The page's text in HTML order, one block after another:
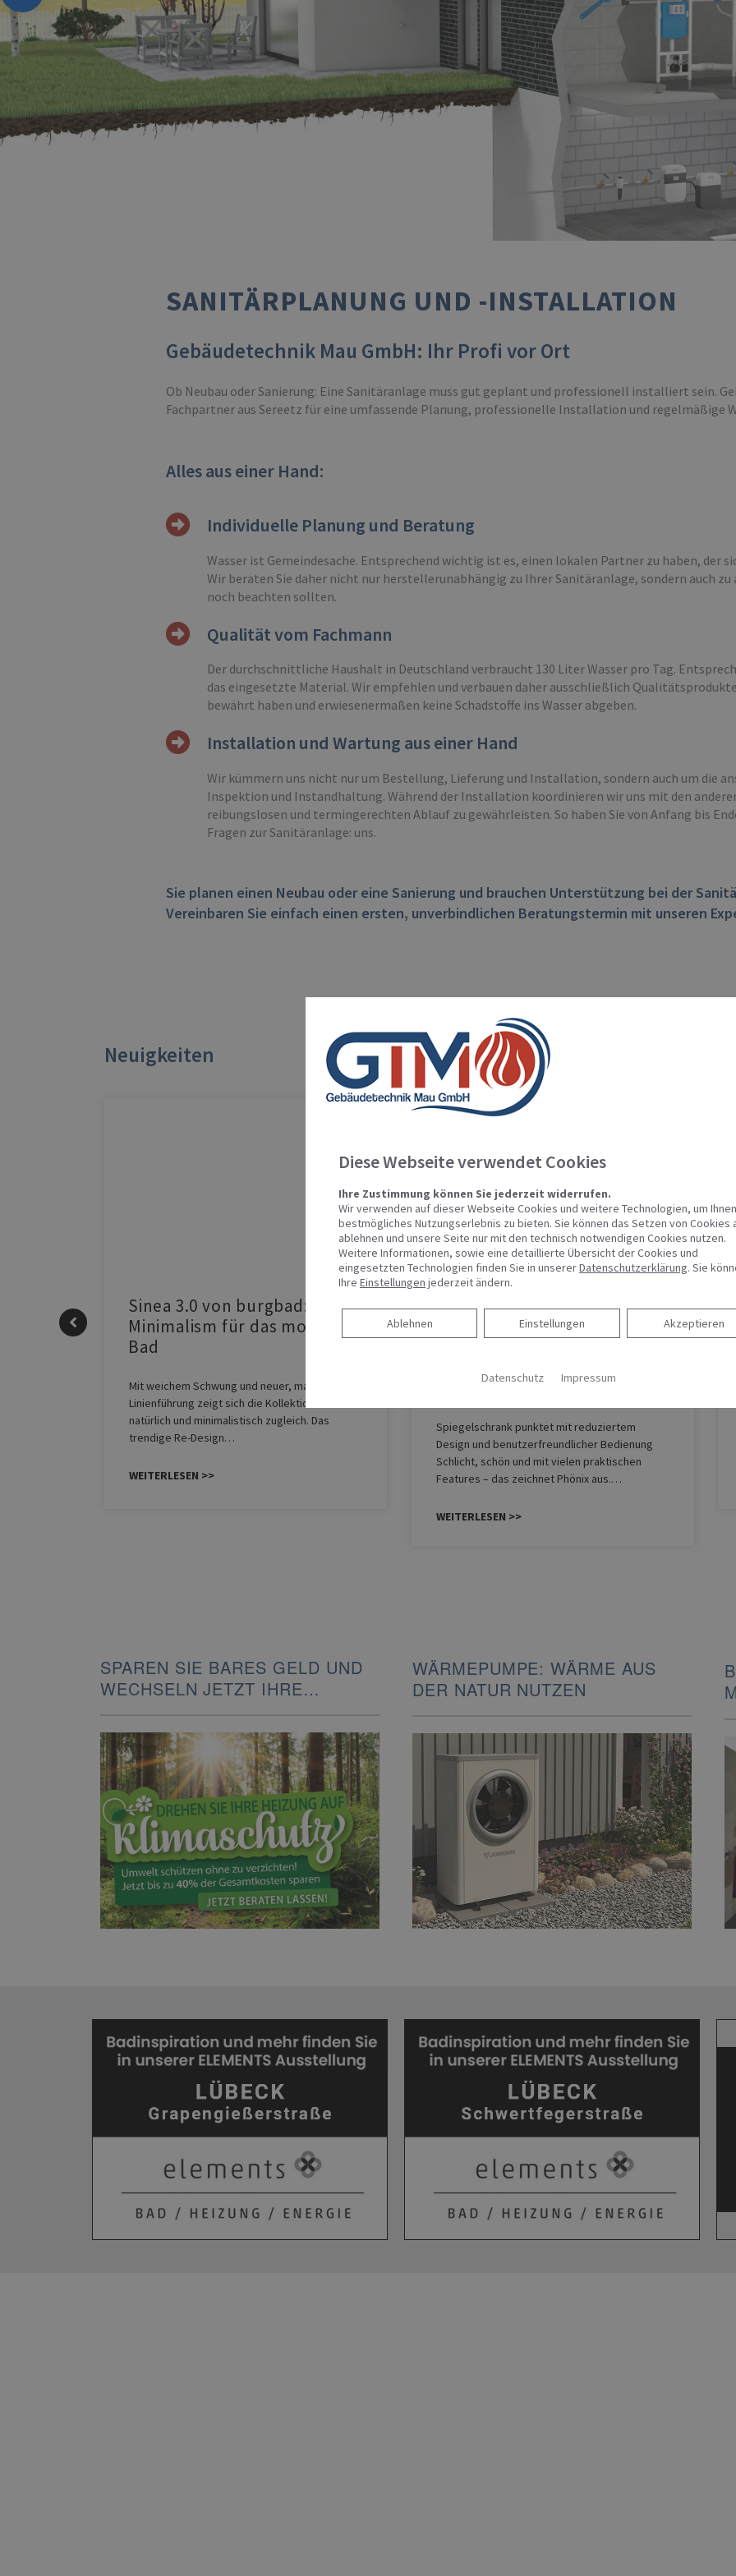
SANITÄRPLANUNG UND -INSTALLATION
Gebäudetechnik Mau GmbH: Ihr Profi vor Ort
Ob Neubau oder Sanierung: Eine Sanitäranlage muss gut geplant und professionell installiert sein.
Fachpartner aus Sereetz für eine umfassende Planung, professionelle Installation und regelmäßige
Alles aus einer Hand:
Individuelle Planung und Beratung
Wasser ist Gemeindesache. Entsprechend wichtig ist es, einen lokalen Partner zu haben, der
Wir beraten Sie daher nicht nur herstellerunabhängig zu Ihrer Sanitäranlage, sondern auch zu
noch beachten sollten.
Qualität vom Fachmann
Der durchschnittliche Haushalt in Deutschland verbraucht 130 Liter Wasser pro Tag.
das eingesetzte Material. Wir empfehlen und verbauen daher ausschließlich
bewährt haben und erwiesenermaßen keine Schadstoffe ins Wasser abgeben.
Installation und Wartung aus einer Hand
Wir kümmern uns nicht nur um Bestellung, Lieferung und Installation, sondern auch um die
Inspektion und Instandhaltung. Während der Installation koordinieren wir uns mit den
reibungslosen und termingerechten Ablauf zu gewährleisten. So haben Sie von Anfang bis
Fragen zur Sanitäranlage: uns.
Sie planen einen Neubau oder eine Sanierung und brauchen Unterstützung bei der
Vereinbaren Sie einfach einen ersten, unverbindlichen Beratungstermin mit unseren
Neuigkeiten
Sinea 3.0 von burgbad: Soft
Minimalism für das moderne
Bad
Mit weichem Schwung und neuer, markanter
Linienführung zeigt sich die Kollektion Sinea 3.0
natürlich und minimalistisch zugleich. Das
trendige Re-Design…
WEITERLESEN >>
KEUCO PHÖNIX –
Spiegelschrank punktet mit
Bedienung
Spiegelschrank punktet mit reduziertem
Design und benutzerfreundlicher Bedienung
Schlicht, schön und mit vielen praktischen
Features – das zeichnet Phönix aus.…
WEITERLESEN >>
SPAREN SIE BARES GELD UND
WECHSELN JETZT IHRE
WÄRMEPUMPE: WÄRME AUS
DER NATUR NUTZEN
Diese Webseite verwendet Cookies
Ihre Zustimmung können Sie jederzeit widerrufen.
Wir verwenden auf dieser Webseite Cookies und weitere Technologien, um
bestmögliches Nutzungserlebnis zu bieten. Sie können das Setzen von Cookies
ablehnen und unsere Seite nur mit den technisch notwendigen Cookies nutzen.
Weitere Informationen, sowie eine detaillierte Übersicht der Cookies und
eingesetzten Technologien finden Sie in unsererDatenschutzerklärung. Sie
Ihre Einstellungen jederzeit ändern.
Akzeptieren
Einstellungen
Ablehnen
Ablehnen
Datenschutz Impressum